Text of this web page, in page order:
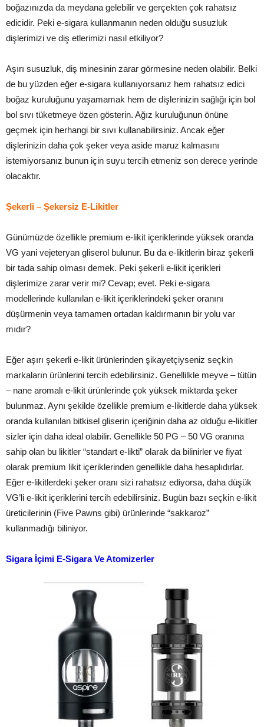
boğazınızda da meydana gelebilir ve gerçekten çok rahatsız
edicidir. Peki e-sigara kullanmanın neden olduğu susuzluk
dişlerimizi ve diş etlerimizi nasıl etkiliyor?
Aşırı susuzluk, diş minesinin zarar görmesine neden olabilir. Belki
de bu yüzden eğer e-sigara kullanıyorsanız hem rahatsız edici
boğaz kuruluğunu yaşamamak hem de dişlerinizin sağlığı için bol
bol sıvı tüketmeye özen gösterin. Ağız kuruluğunun önüne
geçmek için herhangi bir sıvı kullanabilirsiniz. Ancak eğer
dişlerinizin daha çok şeker veya aside maruz kalmasını
istemiyorsanız bunun için suyu tercih etmeniz son derece yerinde
olacaktır.
Şekerli – Şekersiz E-Likitler
Günümüzde özellikle premium e-likit içeriklerinde yüksek oranda
VG yani vejeteryan gliserol bulunur. Bu da e-likitlerin biraz şekerli
bir tada sahip olması demek. Peki şekerli e-likit içerikleri
dişlerimize zarar verir mi? Cevap; evet. Peki e-sigara
modellerinde kullanılan e-likit içeriklerindeki şeker oranını
düşürmenin veya tamamen ortadan kaldırmanın bir yolu var
mıdır?
Eğer aşırı şekerli e-likit ürünlerinden şikayetçiyseniz seçkin
markaların ürünlerini tercih edebilirsiniz. Genellilkle meyve – tütün
– nane aromalı e-likit ürünlerinde çok yüksek miktarda şeker
bulunmaz. Aynı şekilde özellikle premium e-likitlerde daha yüksek
oranda kullanılan bitkisel gliserin içeriğinin daha az olduğu e-likitler
sizler için daha ideal olabilir. Genellikle 50 PG – 50 VG oranına
sahip olan bu likitler “standart e-likti” olarak da bilinirler ve fiyat
olarak premium likit içeriklerinden genellikle daha hesaplıdırlar.
Eğer e-likitlerdeki şeker oranı sizi rahatsız ediyorsa, daha düşük
VG’li e-likit içeriklerini tercih edebilirsiniz. Bugün bazı seçkin e-likit
üreticilerinin (Five Pawns gibi) ürünlerinde “sakkaroz”
kullanmadığı biliniyor.
Sigara İçimi E-Sigara Ve Atomizerler